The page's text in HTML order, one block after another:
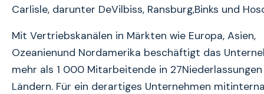
Carlisle, darunter DeVilbiss, Ransburg,Binks und
Mit Vertriebskanälen in Märkten wie Europa, Asien,
Ozeanienund Nordamerika beschäftigt das
mehr als 1 000 Mitarbeitende in
Ländern. Für ein derartiges Unternehmen